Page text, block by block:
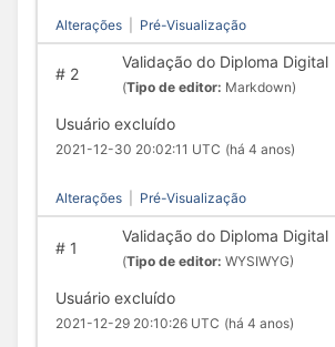
Alterações Pré-Visualização
#2
Validação do Diploma Digital
(Tipo de editor: Markdown)
Usuário excluído
2021-12-30 20:02:11 UTC (há 4 anos)
Alterações Pré-Visualização
#1
Validação do Diploma Digital
(Tipo de editor: WYSIWYG)
Usuário excluído
2021-12-29 20:10:26 UTC (há 4 anos)